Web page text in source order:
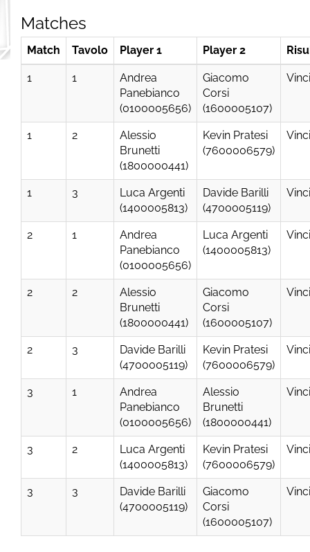
Matches
Match Tavolo Player 1 Player 2
1 1
Andrea
Panebianco
(0100005656)
Giacomo
Corsi
(1600005107)
1 2
Alessio
Brunetti
(1800000441)
Kevin Pratesi
(7600006579)
1 3
Luca Argenti
(1400005813)
Davide Barilli
(4700005119)
2 1
Andrea
Panebianco
(0100005656)
Luca Argenti
(1400005813)
2 2
Alessio
Brunetti
(1800000441)
Giacomo
Corsi
(1600005107)
2 3
Davide Barilli
(4700005119)
Kevin Pratesi
(7600006579)
3 1
Andrea
Panebianco
(0100005656)
Alessio
Brunetti
(1800000441)
3 2
Luca Argenti
(1400005813)
Kevin Pratesi
(7600006579)
3 3
Davide Barilli
(4700005119)
Giacomo
Corsi
(1600005107)